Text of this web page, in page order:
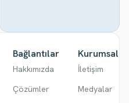
Bağlantılar
Hakkımızda
Çözümler
Kurumsal
İletişim
Medyalar